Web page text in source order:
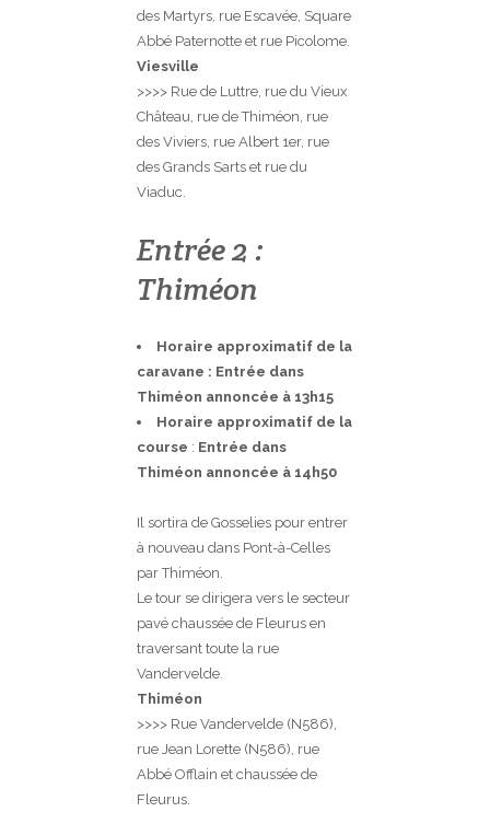
des Martyrs, rue Escavée, Square
Abbé Paternotte et rue Picolome.
Viesville
>>>> Rue de Luttre, rue du Vieux
Château, rue de Thiméon, rue
des Viviers, rue Albert 1er, rue
des Grands Sarts et rue du
Viaduc.
Entrée 2 :
Thiméon
Horaire approximatif de la
caravane : Entrée dans
Thiméon annoncée à 13h15
Horaire approximatif de la
course : Entrée dans
Thiméon annoncée à 14h50
Il sortira de Gosselies pour entrer
à nouveau dans Pont-à-Celles
par Thiméon.
Le tour se dirigera vers le secteur
pavé chaussée de Fleurus en
traversant toute la rue
Vandervelde.
Thiméon
>>>> Rue Vandervelde (N586),
rue Jean Lorette (N586), rue
Abbé Offlain et chaussée de
Fleurus.